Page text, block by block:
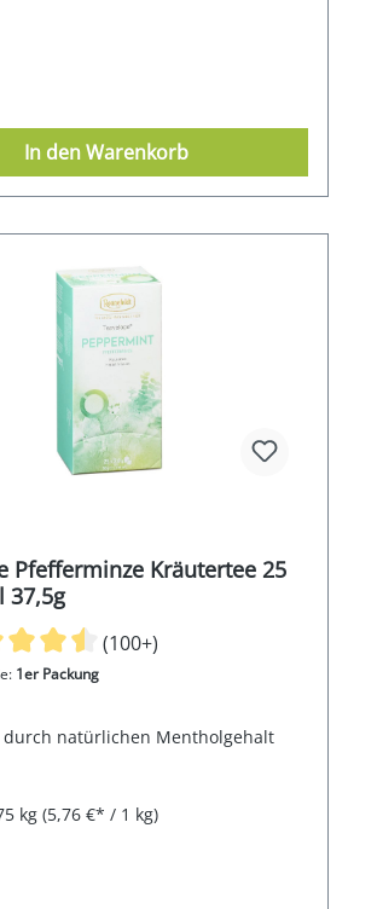
In den Warenkorb
Pfefferminze Kräutertee 25
37,5g
(100+)
1er Packung
durch natürlichen Mentholgehalt
kg (5,76 €* / 1 kg)